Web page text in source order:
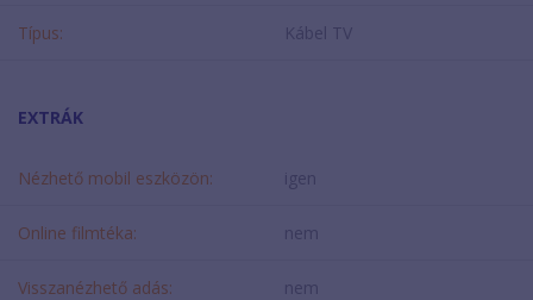
Típus: Kábel TV
EXTRÁK
Nézhető mobil eszközön: igen
Online filmtéka: nem
Visszanézhető adás: nem